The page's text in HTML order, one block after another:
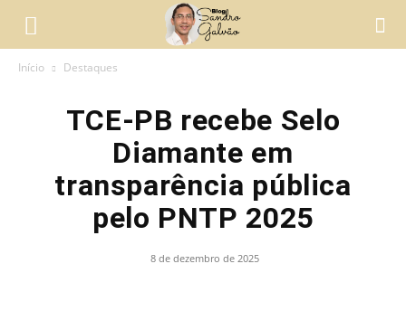
Início Destaques
TCE-PB recebe Selo
Diamante em
transparência pública
pelo PNTP 2025
8 de dezembro de 2025